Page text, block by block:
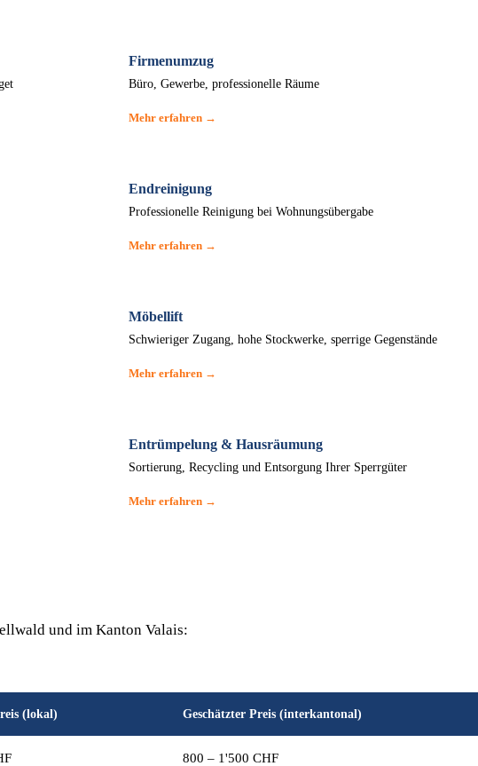
Firmenumzug
Büro, Gewerbe, professionelle Räume
Mehr erfahren →
Endreinigung
Professionelle Reinigung bei Wohnungsübergabe
Mehr erfahren →
Möbellift
Schwieriger Zugang, hohe Stockwerke, sperrige Gegenstände
Mehr erfahren →
Entrümpelung & Hausräumung
Sortierung, Recycling und Entsorgung Ihrer Sperrgüter
Mehr erfahren →
und im Kanton Valais:
(lokal) Geschätzter Preis (interkantonal)
800 – 1'500 CHF